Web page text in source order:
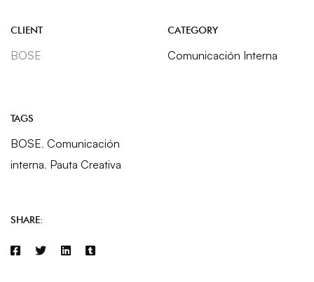
CLIENT
BOSE
CATEGORY
Comunicación Interna
TAGS
BOSE, Comunicación
interna, Pauta Creativa
SHARE: